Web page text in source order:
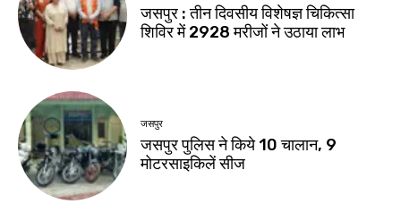
जसपुर : तीन दिवसीय विशेषज्ञ चिकित्सा
शिविर में 2928 मरीजों ने उठाया लाभ
जसपुर
जसपुर पुलिस ने किये 10 चालान, 9
मोटरसाइकिलें सीज